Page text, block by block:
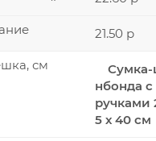
21.50 р
Сумка-
нбонда
ручками
5 х 40 см
см